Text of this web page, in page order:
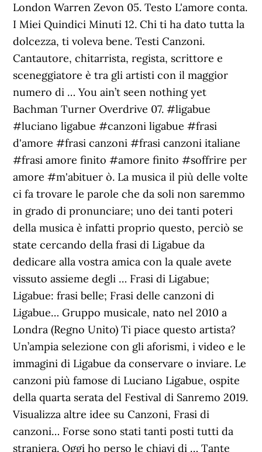
London Warren Zevon 05. Testo L'amore conta.
I Miei Quindici Minuti 12. Chi ti ha dato tutta la
dolcezza, ti voleva bene. Testi Canzoni.
Cantautore, chitarrista, regista, scrittore e
sceneggiatore è tra gli artisti con il maggior
numero di … You ain’t seen nothing yet
Bachman Turner Overdrive 07. #ligabue
#luciano ligabue #canzoni ligabue #frasi
d'amore #frasi canzoni #frasi canzoni italiane
#frasi amore finito #amore finito #soffrire per
amore #m'abituer ò. La musica il più delle volte
ci fa trovare le parole che da soli non saremmo
in grado di pronunciare; uno dei tanti poteri
della musica è infatti proprio questo, perciò se
state cercando della frasi di Ligabue da
dedicare alla vostra amica con la quale avete
vissuto assieme degli … Frasi di Ligabue;
Ligabue: frasi belle; Frasi delle canzoni di
Ligabue… Gruppo musicale, nato nel 2010 a
Londra (Regno Unito) Ti piace questo artista?
Un’ampia selezione con gli aforismi, i video e le
immagini di Ligabue da conservare o inviare. Le
canzoni più famose di Luciano Ligabue, ospite
della quarta serata del Festival di Sanremo 2019.
Visualizza altre idee su Canzoni, Frasi di
canzoni… Forse sono stati tanti posti tutti da
straniera. Oggi ho perso le chiavi di … Tante